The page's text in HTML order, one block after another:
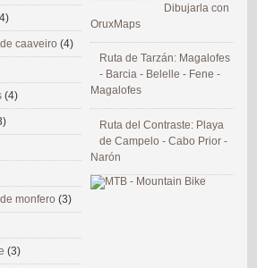
Dibujarla con
OruxMaps
Ruta de Tarzán: Magalofes
- Barcia - Belelle - Fene -
Magalofes
Ruta del Contraste: Playa
de Campelo - Cabo Prior -
Narón
caaveiro (4)
(4)
monfero (3)
(3)